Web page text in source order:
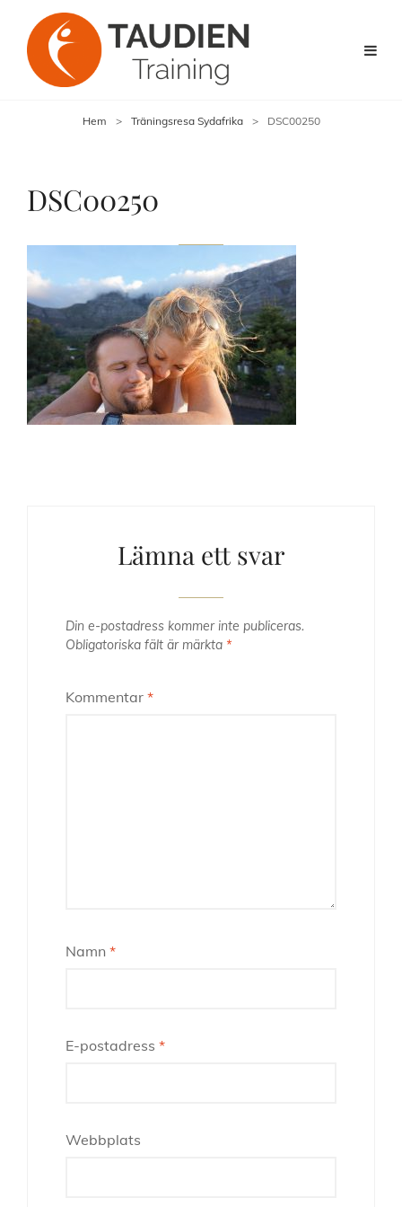
Hem > Träningsresa Sydafrika > DSC00250
DSC00250
Lämna ett svar
Din e-postadress kommer inte publiceras.
Obligatoriska fält är märkta *
Kommentar *
Namn *
E-postadress *
Webbplats